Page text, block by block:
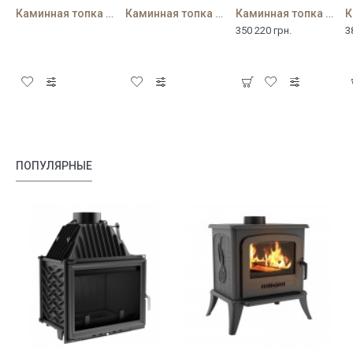
Каминная топка Piazzetta MA 272 SL Каминная топка Piazzetta MA 271 SL Каминная топка Spartherm Arte U-50h
350 220 грн.
ПОПУЛЯРНЫЕ